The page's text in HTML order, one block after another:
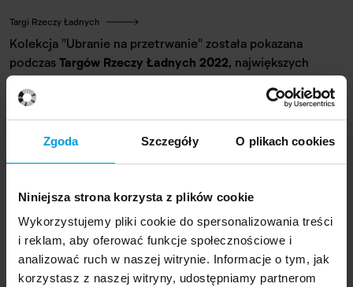
Zgoda Szczegóły O plikach cookies
Niniejsza strona korzysta z plików cookie
Wykorzystujemy pliki cookie do spersonalizowania treści
i reklam, aby oferować funkcje społecznościowe i
analizować ruch w naszej witrynie. Informacje o tym, jak
korzystasz z naszej witryny, udostępniamy partnerom
Targi Rzeczy Ładnych
Kolekcja "Ubranie na przetrwanie" została pokazana
podczas Targów Rzeczy Ładnych 2022, największych
targów niezależnego designu w Polsce. Wydarzenie
promuje i przyciąga najlepszych projektantów i
ilustratorów. Każdą edycję odwiedza ok. 10 tysięcy osób.
Podczas targów odbywają się liczne wystawy, spotkania i
Prezentacja projektów studentów